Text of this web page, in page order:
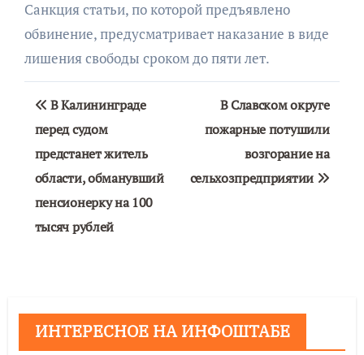
Санкция статьи, по которой предъявлено
обвинение, предусматривает наказание в виде
лишения свободы сроком до пяти лет.
Навигация
по
записям
В Калининграде
перед судом
предстанет житель
области, обманувший
пенсионерку на 100
тысяч рублей
В Славском округе
пожарные потушили
возгорание на
сельхозпредприятии
ИНТЕРЕСНОЕ НА ИНФОШТАБЕ